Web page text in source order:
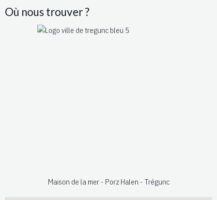
Où nous trouver ?
Maison de la mer - Porz Halen - Trégunc